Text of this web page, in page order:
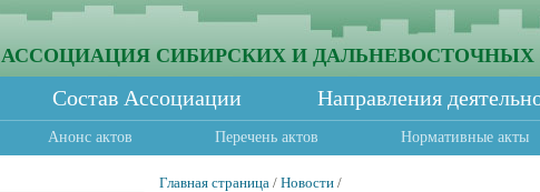
АССОЦИАЦИЯ СИБИРСКИХ И ДАЛЬНЕВОСТОЧНЫХ
Состав Ассоциации Направления
Анонс актов Перечень актов Нормативные акты
Главная страница / Новости /